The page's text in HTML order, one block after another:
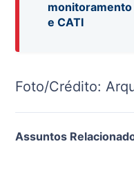
monitoramento
e CATI
Foto/Crédito:
Assuntos